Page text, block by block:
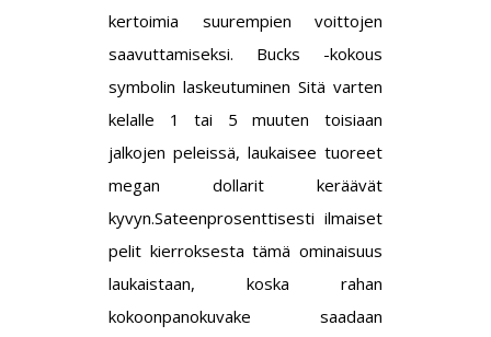
kertoimia suurempien voittojen
saavuttamiseksi. Bucks -kokous
symbolin laskeutuminen Sitä varten
kelalle 1 tai 5 muuten toisiaan
jalkojen peleissä, laukaisee tuoreet
megan dollarit keräävät
kyvyn.Sateenprosenttisesti ilmaiset
pelit kierroksesta tämä ominaisuus
laukaistaan, koska rahan
kokoonpanokuvake saadaan